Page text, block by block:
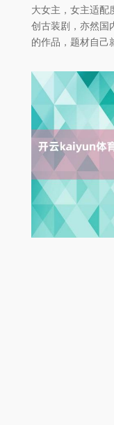
大女主，女主适配
创古装剧，亦然国
的作品，题材自己